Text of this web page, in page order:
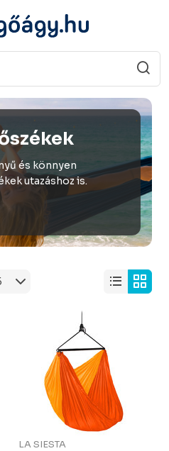
és könnyen
utazáshoz is.
LA SIESTA